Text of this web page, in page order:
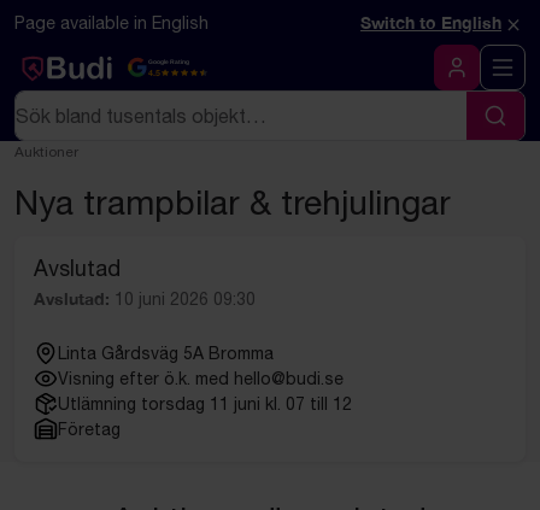
Hoppa till innehåll
Textbaserad (markdown) version av denna sida
Page available in English Switch to English ×
Google Rating
4.5
Logga in
Sök
Sök
Auktioner
Nya trampbilar & trehjulingar
Avslutad
Avslutad: 10 juni 2026 09:30
Linta Gårdsväg 5A Bromma
Visning efter ö.k. med hello@budi.se
Utlämning torsdag 11 juni kl. 07 till 12
Företag